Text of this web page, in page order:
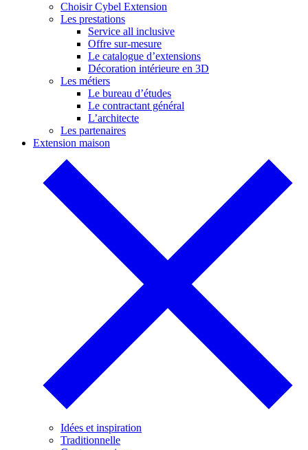
Choisir Cybel Extension
Les prestations
Service all inclusive
Offre sur-mesure
Le catalogue d’extensions
Décoration intérieure en 3D
Les métiers
Le bureau d’études
Le contractant général
L’architecte
Les partenaires
Extension maison
Idées et inspiration
Traditionnelle